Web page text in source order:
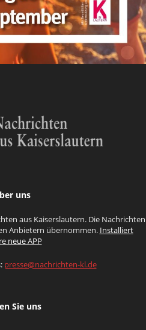
uns
aus Kaiserslautern. Die Nachrichten
Anbietern übernommen. Installiert
neue APP
presse@nachrichten-kl.de
Sie uns